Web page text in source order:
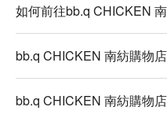
【雜菜冬粉】蔬菜清脆，冬
💡 未成年請勿飲酒；禁止酒
如何前往bb.q CHICKEN
bb.q CHICKEN 南紡購物
bb.q CHICKEN 南紡購物